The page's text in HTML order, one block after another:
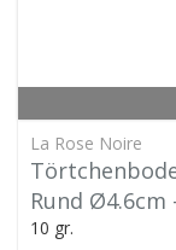
La Rose Noire
Rund Ø4.6cm
10 gr.